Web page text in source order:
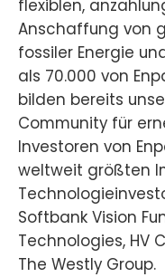
flexiblen,
Anschaffung von
fossiler Energie
als 70.000 von
bilden bereits
Community für
Investoren von
weltweit größten
Softbank Vision
Technologies, HV
The Westly Group.